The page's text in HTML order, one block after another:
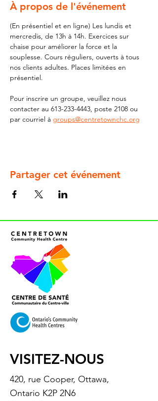
À propos de l'événement
(En présentiel et en ligne) Les lundis et
mercredis, de 13h à 14h. Exercices sur
chaise pour améliorer la force et la
souplesse. Cours réguliers, ouverts à tous
nos clients adultes. Places limitées en
présentiel.
Pour inscrire un groupe, veuillez nous
contacter au 613-233-4443, poste 2108 ou
par courriel à groups@centretownchc.org
Partager cet événement
VISITEZ-NOUS
420, rue Cooper, Ottawa,
Ontario K2P 2N6